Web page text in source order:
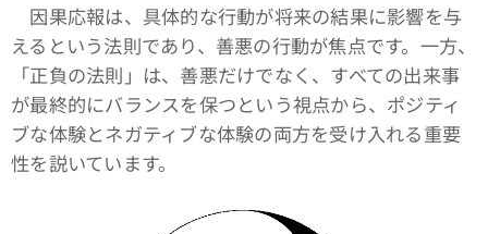
因果応報は、具体的な行動が将来の結果に影響を与
えるという法則であり、善悪の行動が焦点です。一方、
「正負の法則」は、善悪だけでなく、すべての出来事
が最終的にバランスを保つという視点から、ポジティ
ブな体験とネガティブな体験の両方を受け入れる重要
性を説いています。